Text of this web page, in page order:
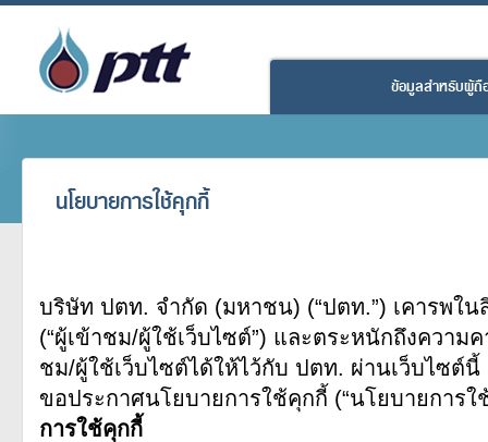
ข้อมูลสำหรับผู้ถื
นโยบายการใช้คุกกี้
บริษัท ปตท. จำกัด (มหาชน) (“ปตท.”) เคารพใ
(“ผู้เข้าชม/ผู้ใช้เว็บไซต์”) และตระหนักถึงความ
ชม/ผู้ใช้เว็บไซต์ได้ให้ไว้กับ ปตท. ผ่านเว็บไซต์นี้
ขอประกาศนโยบายการใช้คุกกี้ (“นโยบายการใ
การใช้คุกกี้